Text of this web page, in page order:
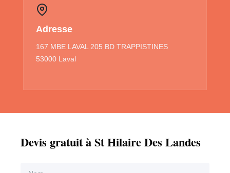
Adresse
167 MBE LAVAL 205 BD TRAPPISTINES
53000 Laval
Devis gratuit à St Hilaire Des Landes